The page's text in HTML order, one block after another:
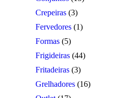
Crepeiras (3)
Fervedores (1)
Formas (5)
Frigideiras (44)
Fritadeiras (3)
Grelhadores (16)